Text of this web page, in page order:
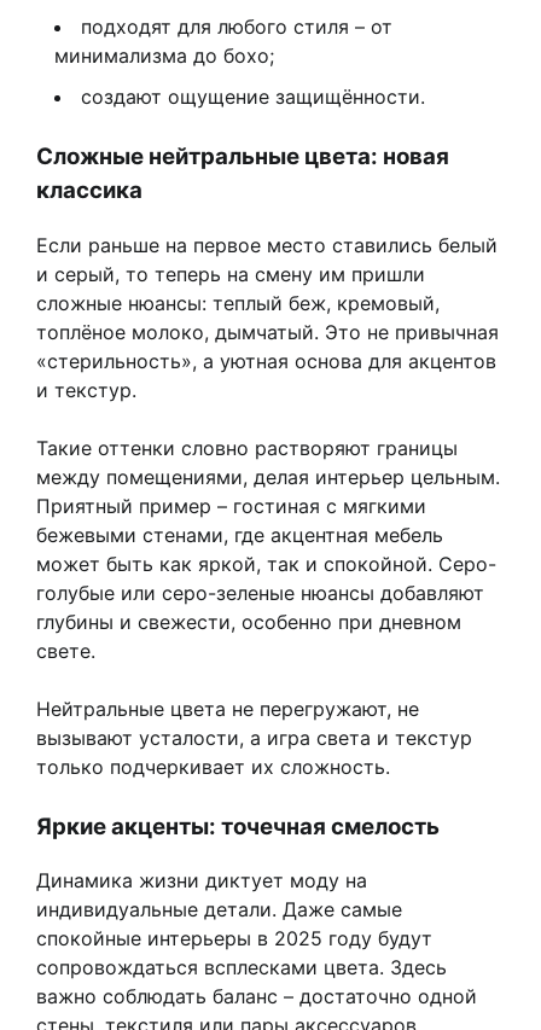
подходят для любого стиля – от
минимализма до бохо;
создают ощущение защищённости.
Сложные нейтральные цвета: новая
классика
Если раньше на первое место ставились белый
и серый, то теперь на смену им пришли
сложные нюансы: теплый беж, кремовый,
топлёное молоко, дымчатый. Это не привычная
«стерильность», а уютная основа для акцентов
и текстур.
Такие оттенки словно растворяют границы
между помещениями, делая интерьер цельным.
Приятный пример – гостиная с мягкими
бежевыми стенами, где акцентная мебель
может быть как яркой, так и спокойной. Серо-
голубые или серо-зеленые нюансы добавляют
глубины и свежести, особенно при дневном
свете.
Нейтральные цвета не перегружают, не
вызывают усталости, а игра света и текстур
только подчеркивает их сложность.
Яркие акценты: точечная смелость
Динамика жизни диктует моду на
индивидуальные детали. Даже самые
спокойные интерьеры в 2025 году будут
сопровождаться всплесками цвета. Здесь
важно соблюдать баланс – достаточно одной